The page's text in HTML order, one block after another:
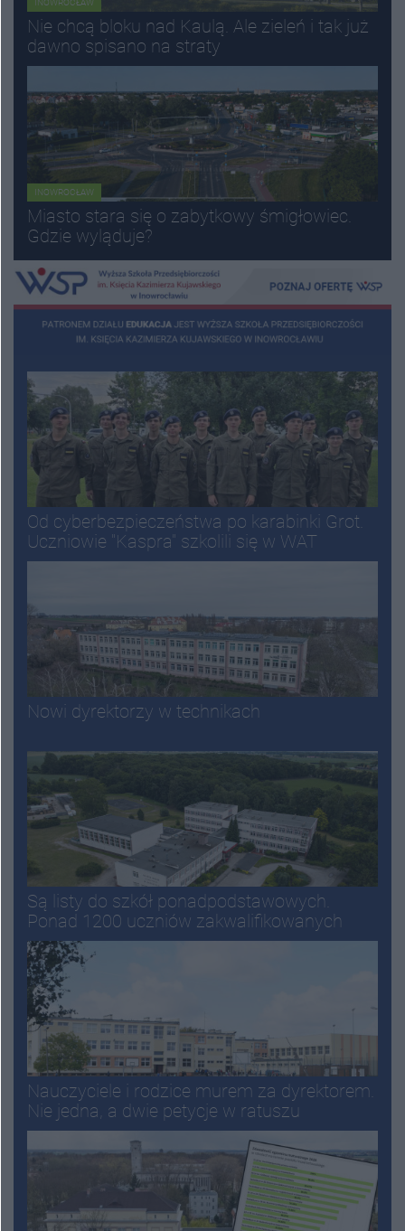
Nie chcą bloku nad Kaulą. Ale zieleń i tak już
dawno spisano na straty
INOWROCŁAW
Miasto stara się o zabytkowy śmigłowiec.
Gdzie wyląduje?
Od cyberbezpieczeństwa po karabinki Grot.
Uczniowie "Kaspra" szkolili się w WAT
Nowi dyrektorzy w technikach
Są listy do szkół ponadpodstawowych.
Ponad 1200 uczniów zakwalifikowanych
Nauczyciele i rodzice murem za dyrektorem.
Nie jedna, a dwie petycje w ratuszu